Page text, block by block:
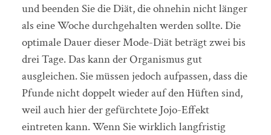
und beenden Sie die Diät, die ohnehin nicht länger
als eine Woche durchgehalten werden sollte. Die
optimale Dauer dieser Mode-Diät beträgt zwei bis
drei Tage. Das kann der Organismus gut
ausgleichen. Sie müssen jedoch aufpassen, dass die
Pfunde nicht doppelt wieder auf den Hüften sind,
weil auch hier der gefürchtete Jojo-Effekt
eintreten kann. Wenn Sie wirklich langfristig